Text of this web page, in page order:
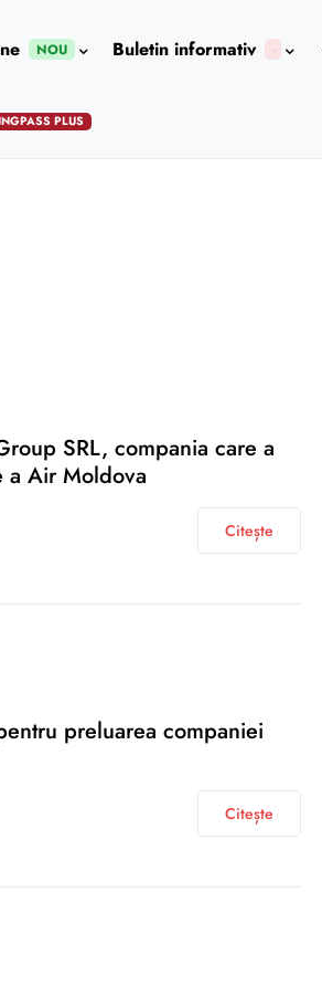
NOU Buletin informativ
PLUS
SRL, compania care a
a Air Moldova
Citește
preluarea companiei
Citește